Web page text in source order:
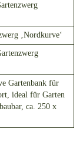
‚Nordkurve‘
Gartenbank für
ideal für Garten
ca. 250 x